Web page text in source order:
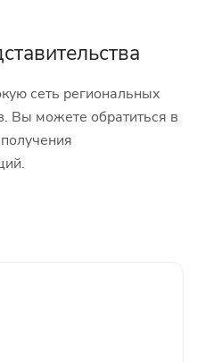
сеть региональных
Вы можете обратиться в